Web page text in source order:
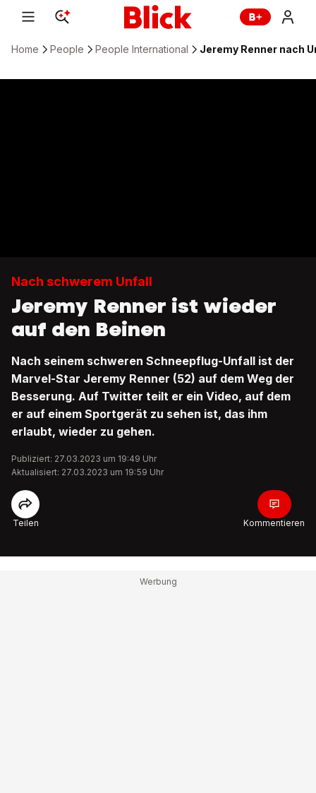
Home People People International Jeremy Renner nach
Nach schwerem Unfall
Jeremy Renner ist wieder
auf den Beinen
Nach seinem schweren Schneepflug-Unfall ist der
Marvel-Star Jeremy Renner (52) auf dem Weg der
Besserung. Auf Twitter teilt er ein Video, auf dem
er auf einem Sportgerät zu sehen ist, das ihm
erlaubt, wieder zu gehen.
Publiziert: 27.03.2023 um 19:49 Uhr
Aktualisiert: 27.03.2023 um 19:59 Uhr
Teilen Kommentieren